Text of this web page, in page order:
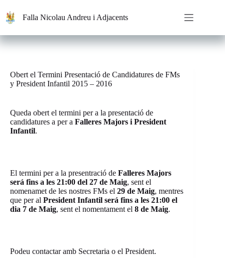
contenido
Falla Nicolau Andreu i Adjacents
Obert el Termini Presentació de Candidatures de FMs
y President Infantil 2015 – 2016
Queda obert el termini per a la presentació de
candidatures a per a Falleres Majors i President
Infantil.
El termini per a la presentració de Falleres Majors
será fins a les 21:00 del 27 de Maig, sent el
nomenamet de les nostres FMs el 29 de Maig, mentres
que per al President Infantil será fins a les 21:00 el
dia 7 de Maig, sent el nomentament el 8 de Maig.
Podeu contactar amb Secretaria o el President.